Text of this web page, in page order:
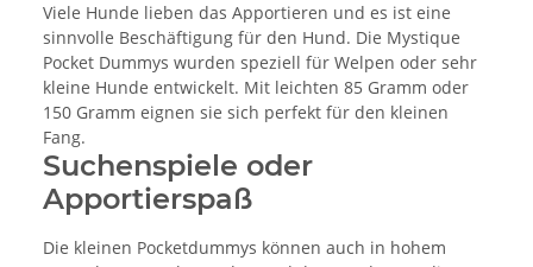
Viele Hunde lieben das Apportieren und es ist eine
sinnvolle Beschäftigung für den Hund. Die Mystique
Pocket Dummys wurden speziell für Welpen oder sehr
kleine Hunde entwickelt. Mit leichten 85 Gramm oder
150 Gramm eignen sie sich perfekt für den kleinen
Fang.
Suchenspiele oder
Apportierspaß
Die kleinen Pocketdummys können auch in hohem